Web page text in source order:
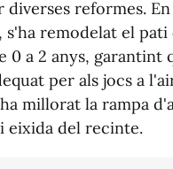
diverses reformes. En
remodelat el pati
0 a 2 anys, garantint
per als jocs a
millorat la rampa
eixida del recinte.